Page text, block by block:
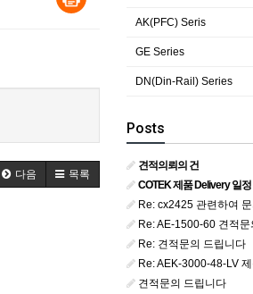
다음 목록
AK(PFC) Seris
GE Series
DN(Din-Rail) Series
Posts
견적의뢰의 건
COTEK 제품 Delivery 일정
Re: cx2425 관련하여
Re: AE-1500-60 견적문
Re: 견적문의 드립니다
Re: AEK-3000-48-LV 제품 납기 및 견적
견적문의 드립니다